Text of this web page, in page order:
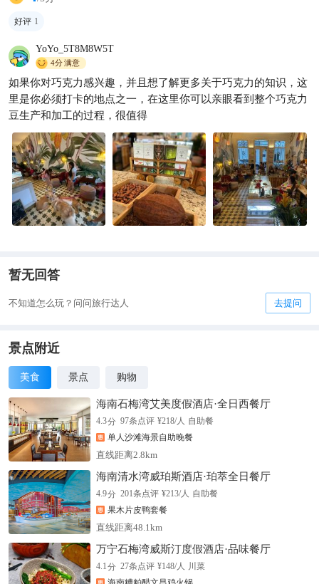
好评 1
YoYo_5T8M8W5T
4分满意
如果你对巧克力感兴趣，并且想了解更多关于巧克力的知识，这
里是你必须打卡的地点之一，在这里你可以亲眼看到整个巧克力
豆生产和加工的过程，很值得
暂无回答
不知道怎么玩？问问旅行达人 去提问
景点附近
美食 景点 购物
海南石梅湾艾美度假酒店·全日西餐厅
4.3分 97条点评 ¥218/人 自助餐
单人沙滩海景自助晚餐
直线距离2.8km
海南清水湾威珀斯酒店·珀萃全日餐厅
4.9分 201条点评 ¥213/人 自助餐
果木片皮鸭套餐
直线距离48.1km
万宁石梅湾威斯汀度假酒店·品味餐厅
4.1分 27条点评 ¥148/人 川菜